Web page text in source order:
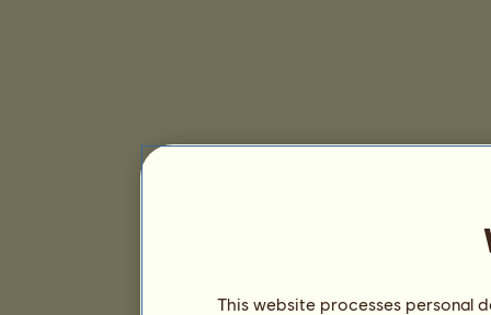
This website processes personal